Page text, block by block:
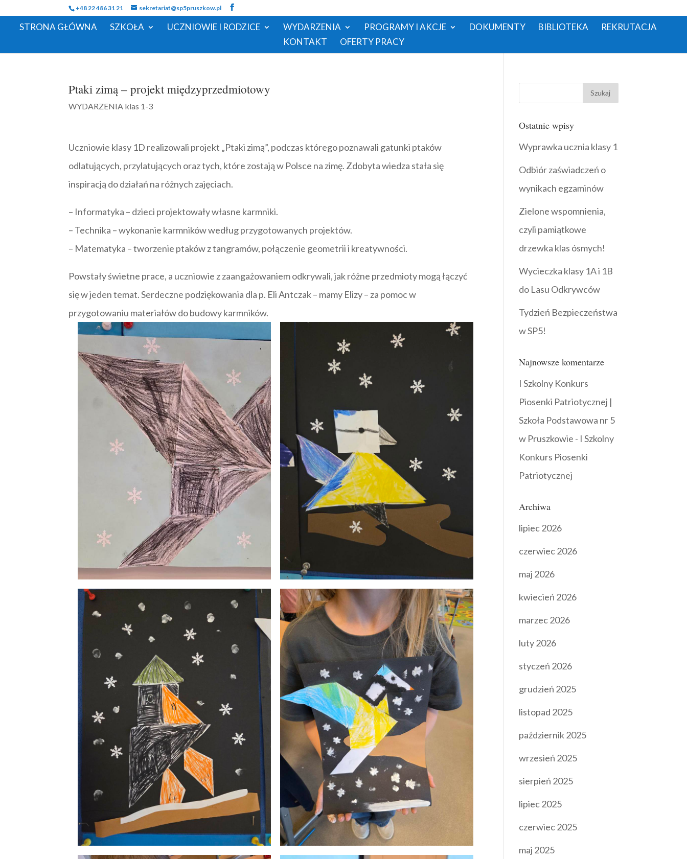
+48 22 486 31 21 sekretariat@sp5pruszkow.pl
STRONA GŁÓWNA SZKOŁA UCZNIOWIE I RODZICE WYDARZENIA PROGRAMY I AKCJE DOKUMENTY BIBLIOTEKA
REKRUTACJA
KONTAKT
OFERTY PRACY
Ptaki zimą – projekt międzyprzedmiotowy
WYDARZENIA klas 1-3
Uczniowie klasy 1D realizowali projekt „Ptaki zimą”, podczas którego poznawali gatunki ptaków
odlatujących, przylatujących oraz tych, które zostają w Polsce na zimę. Zdobyta wiedza stała się
inspiracją do działań na różnych zajęciach.
– Informatyka – dzieci projektowały własne karmniki.
– Technika – wykonanie karmników według przygotowanych projektów.
– Matematyka – tworzenie ptaków z tangramów, połączenie geometrii i kreatywności.
Powstały świetne prace, a uczniowie z zaangażowaniem odkrywali, jak różne przedmioty mogą łączyć
się w jeden temat. Serdeczne podziękowania dla p. Eli Antczak – mamy Elizy – za pomoc w
przygotowaniu materiałów do budowy karmników.
Ostatnie wpisy
Wyprawka ucznia klasy 1
Odbiór zaświadczeń o
wynikach egzaminów
Zielone wspomnienia,
czyli pamiątkowe
drzewka klas ósmych!
Wycieczka klasy 1A i 1B
do Lasu Odkrywców
Tydzień Bezpieczeństwa
w SP5!
Najnowsze komentarze
I Szkolny Konkurs
Piosenki Patriotycznej |
Szkoła Podstawowa nr 5
w Pruszkowie - I Szkolny
Konkurs Piosenki
Patriotycznej
Archiwa
lipiec 2026
czerwiec 2026
maj 2026
kwiecień 2026
marzec 2026
luty 2026
styczeń 2026
grudzień 2025
listopad 2025
październik 2025
wrzesień 2025
sierpień 2025
lipiec 2025
czerwiec 2025
maj 2025